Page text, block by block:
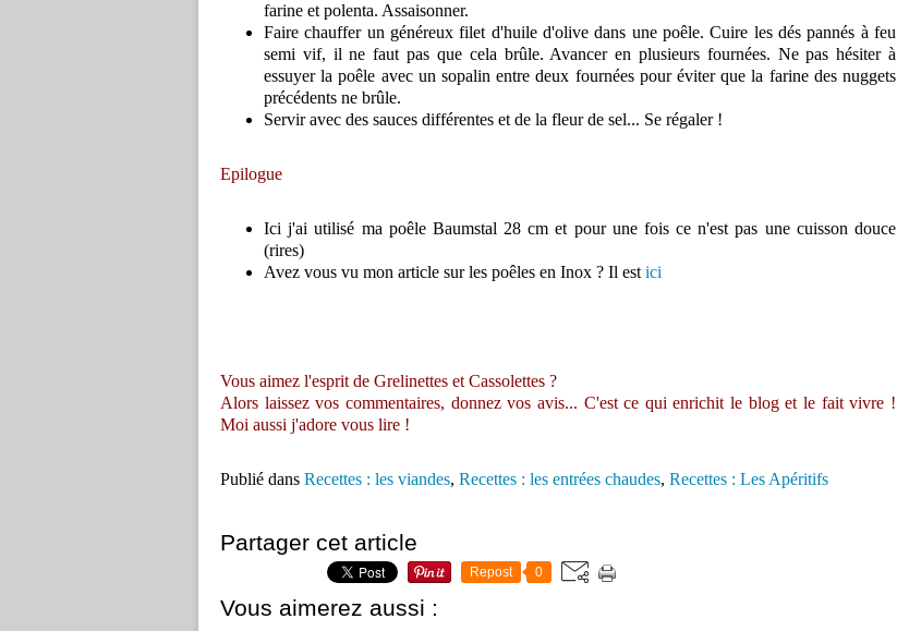
farine et polenta. Assaisonner.
Faire chauffer un généreux filet d'huile d'olive dans une poêle. Cuire les dés pannés à feu
semi vif, il ne faut pas que cela brûle. Avancer en plusieurs fournées. Ne pas hésiter à
essuyer la poêle avec un sopalin entre deux fournées pour éviter que la farine des nuggets
précédents ne brûle.
Servir avec des sauces différentes et de la fleur de sel... Se régaler !
Epilogue
Ici j'ai utilisé ma poêle Baumstal 28 cm et pour une fois ce n'est pas une cuisson douce
(rires)
Avez vous vu mon article sur les poêles en Inox ? Il estici
Vous aimez l'esprit de Grelinettes et Cassolettes ?
Alors laissez vos commentaires, donnez vos avis... C'est ce qui enrichit le blog et le fait vivre !
Moi aussi j'adore vous lire !
Publié dans Recettes : les viandes, Recettes : les entrées chaudes, Recettes : Les Apéritifs
Partager cet article
Repost 0
Vous aimerez aussi :